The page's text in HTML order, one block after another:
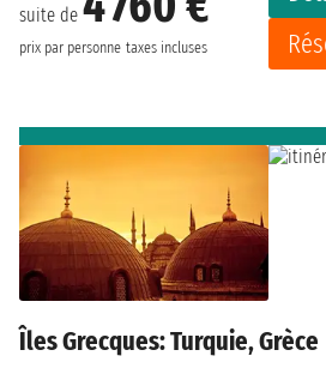
suite de
prix par personne taxes incluses
Îles Grecques: Turquie, Grèce